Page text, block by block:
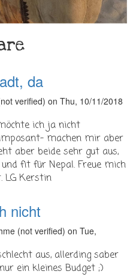
da
verified) on Thu, 10/11/2018
ich ja nicht
machen mir aber
aber beide sehr gut aus,
fit für Nepal. Freue mich
LG Kerstin
nicht
(not verified) on Tue,
aus, allerding saber
ein kleines Budget ;)